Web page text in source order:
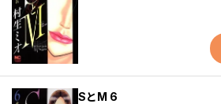
SとM 6